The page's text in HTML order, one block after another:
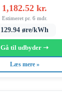
1,182.52 kr.
Estimeret pr. 6 mdr.
129.94 øre/kWh
Gå til udbyder ➝
Læs mere »